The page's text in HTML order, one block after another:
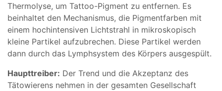
Thermolyse, um Tattoo-Pigment zu entfernen. Es
beinhaltet den Mechanismus, die Pigmentfarben mit
einem hochintensiven Lichtstrahl in mikroskopisch
kleine Partikel aufzubrechen. Diese Partikel werden
dann durch das Lymphsystem des Körpers ausgespült.
Haupttreiber: Der Trend und die Akzeptanz des
Tätowierens nehmen in der gesamten Gesellschaft